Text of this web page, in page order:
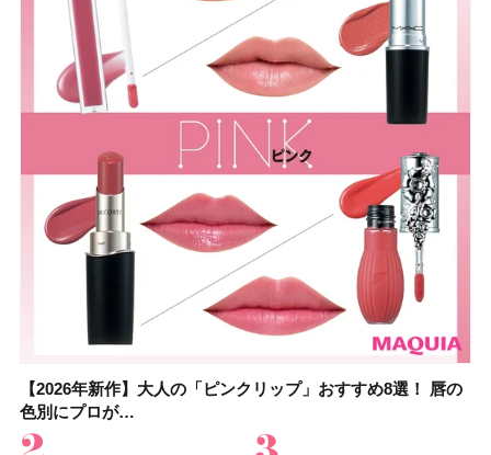
【2026年新作】大人の「ピンクリップ」おすすめ8選！ 唇の
色別にプロが…
【上田竜也さんのマイベストコスメ５選】大人になって開眼
したからこそ愛が深…
【2026年新作】大人の「ピンクリップ」おすすめ8選！ 唇の
色別にプロが…
【2026夏】「香水・フレグランス」ランキングTOP5！＜美
容マニア・マ…
【2026年最新】ダイエットや腸活におすすめの食品・ドリン
ク6選！ 美活…
【2026年夏】40代におすすめの髪型30選！ 若く見える・手
入れが楽な…
【フォロー＆いいねで当たる】中国割烹旅館 掬水亭の宿泊券
を1組2名様にプ…
【セザンヌ】8/7新色追加！「ウォータリーティントリップ
」10モモピュ…